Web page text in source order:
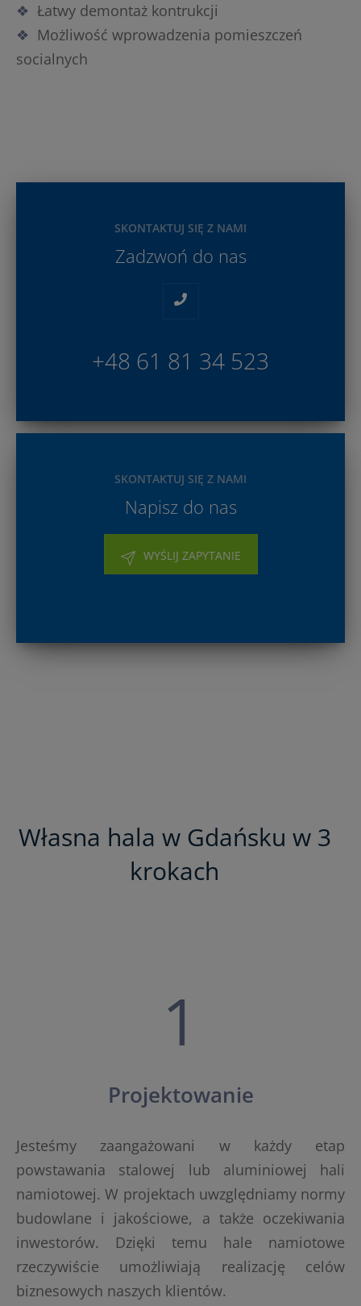
Łatwy demontaż kontrukcji
Możliwość wprowadzenia pomieszczeń
socialnych
SKONTAKTUJ SIĘ Z NAMI
Zadzwoń do nas
+48 61 81 34 523
SKONTAKTUJ SIĘ Z NAMI
Napisz do nas
WYŚLIJ ZAPYTANIE
Własna hala w Gdańsku w 3
krokach
1
Projektowanie
Jesteśmy zaangażowani w każdy etap
powstawania stalowej lub aluminiowej hali
namiotowej. W projektach uwzględniamy normy
budowlane i jakościowe, a także oczekiwania
inwestorów. Dzięki temu hale namiotowe
rzeczywiście umożliwiają realizację celów
biznesowych naszych klientów.